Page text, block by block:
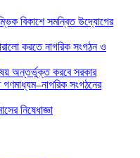
বিকাশে সমন্বিত উদ্যোগের
করতে নাগরিক সংগঠন ও
অন্তর্ভুক্ত করবে সরকার
সংগঠনের
নিষেধাজ্ঞা